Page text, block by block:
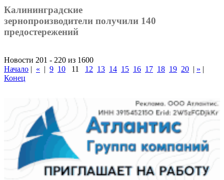
Калининградские
зернопроизводители получили 140
предостережений
Новости 201 - 220 из 1600
Начало | « | 9 10 11 12 13 14 15 16 17 18 19 20 | » |
Конец